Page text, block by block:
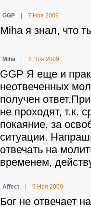
GGP 7 Ноя 2009
Miha я знал, что
Miha 8 Ноя 2009
GGP Я еще и
неотвеченных
получен
не проходят, т.к.
покаяние, за
ситуации.
отвечать на
временем,
Affect 9 Ноя 2009
Бог не отвечает